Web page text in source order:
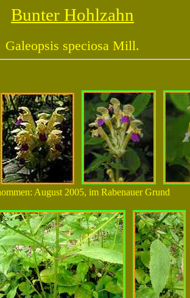
Bunter Hohlzahn
Galeopsis speciosa Mill.
August 2005, im Rabenauer Grund